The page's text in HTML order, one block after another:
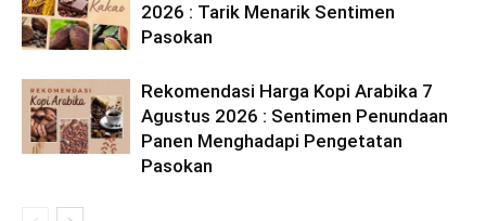
2026 : Tarik Menarik Sentimen
Pasokan
Rekomendasi Harga Kopi Arabika 7
Agustus 2026 : Sentimen Penundaan
Panen Menghadapi Pengetatan
Pasokan